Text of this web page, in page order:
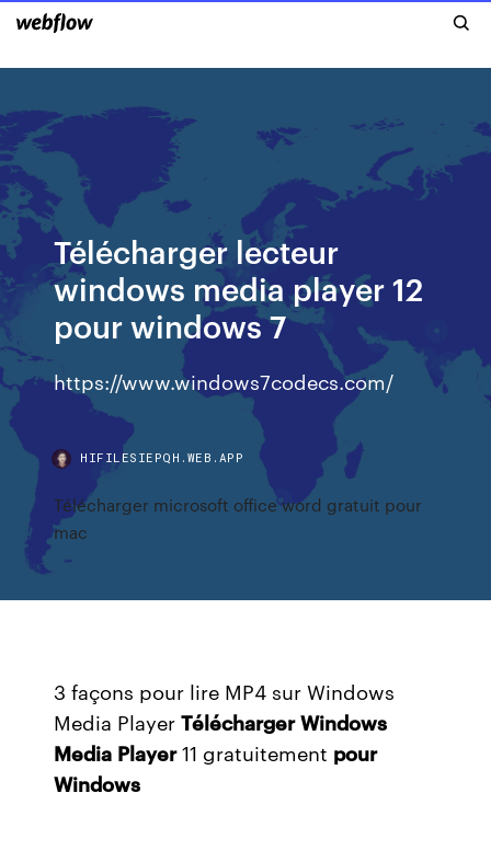
Télécharger lecteur
windows media player 12
pour windows 7
https://www.windows7codecs.com/
HIFILESIEPQH.WEB.APP
Télécharger microsoft office word gratuit pour
mac
3 façons pour lire MP4 sur Windows
Media PlayerTélécharger Windows
Media Player11 gratuitement pour
Windows